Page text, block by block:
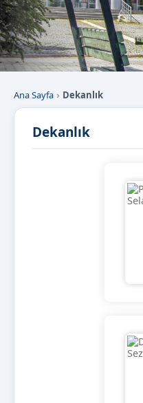
Ana Sayfa Dekanlık
Dekanlık